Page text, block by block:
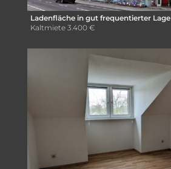
Ladenfläche in gut frequentierter Lage
Kaltmiete 3.400 €